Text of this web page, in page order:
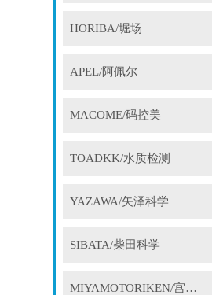
HORIBA/堀场
APEL/阿佩尔
MACOME/码控美
TOADKK/水质检测
YAZAWA/矢泽科学
SIBATA/柴田科学
MIYAMOTORIKEN/宫本理研